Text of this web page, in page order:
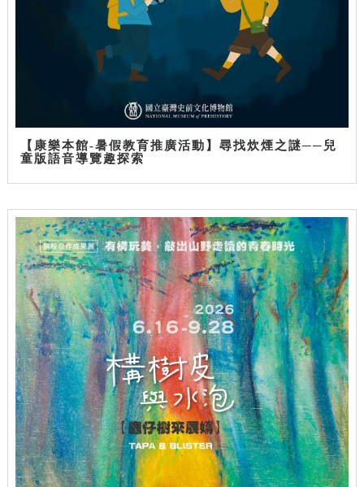
【康樂本館-暑假教育推廣活動】尋找炊煙之謎──兒
童版語音導覽趣探索